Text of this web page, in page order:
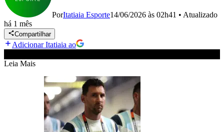
PorItatiaia Esporte14/06/2026 às 02h41 • Atualizado
há 1 mês
Compartilhar
Adicionar Itatiaia ao
Leia Mais